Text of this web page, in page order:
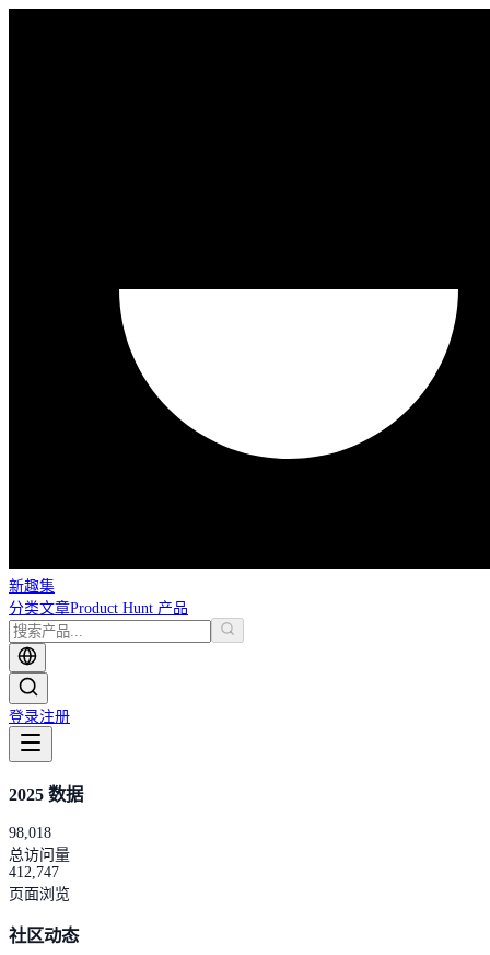
新趣集
分类文章Product Hunt 产品
登录注册
2025 数据
98,018
总访问量
412,747
页面浏览
社区动态